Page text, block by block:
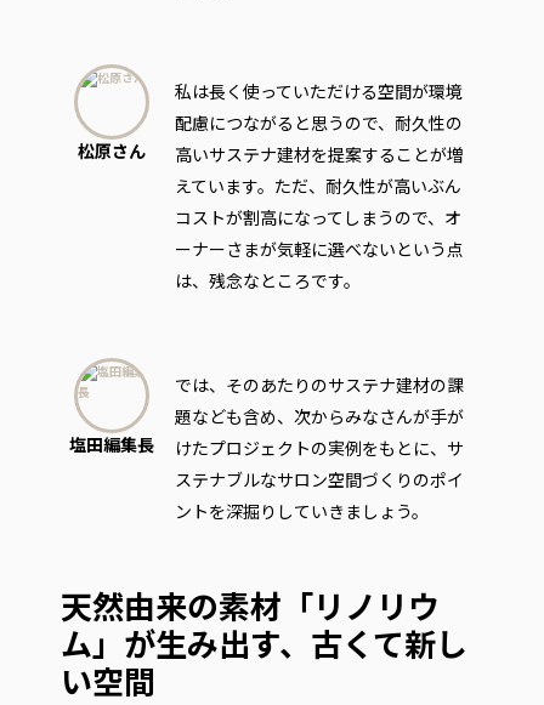
松原さん
私は長く使っていただける空間が環境
配慮につながると思うので、耐久性の
高いサステナ建材を提案することが増
えています。ただ、耐久性が高いぶん
コストが割高になってしまうので、オ
ーナーさまが気軽に選べないという点
は、残念なところです。
塩田編集長
では、そのあたりのサステナ建材の課
題なども含め、次からみなさんが手が
けたプロジェクトの実例をもとに、サ
ステナブルなサロン空間づくりのポイ
ントを深掘りしていきましょう。
天然由来の素材「リノリウ
ム」が生み出す、古くて新し
い空間